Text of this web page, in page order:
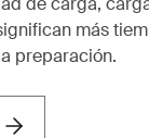
más
preparación.